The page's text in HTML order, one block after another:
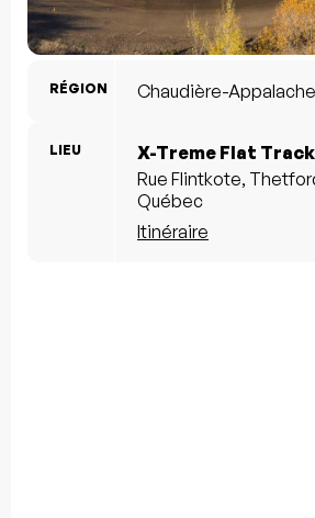
RÉGION Chaudière-
LIEU
X-Treme Flat Track
Rue Flintkote,
Québec
Itinéraire